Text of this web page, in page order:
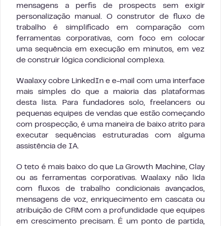
mensagens a perfis de prospects sem exigir
personalização manual. O construtor de fluxo de
trabalho é simplificado em comparação com
ferramentas corporativas, com foco em colocar
uma sequência em execução em minutos, em vez
de construir lógica condicional complexa.
Waalaxy cobre LinkedIn e e-mail com uma interface
mais simples do que a maioria das plataformas
desta lista. Para fundadores solo, freelancers ou
pequenas equipes de vendas que estão começando
com prospecção, é uma maneira de baixo atrito para
executar sequências estruturadas com alguma
assistência de IA.
O teto é mais baixo do que La Growth Machine, Clay
ou as ferramentas corporativas. Waalaxy não lida
com fluxos de trabalho condicionais avançados,
mensagens de voz, enriquecimento em cascata ou
atribuição de CRM com a profundidade que equipes
em crescimento precisam. É um ponto de partida,